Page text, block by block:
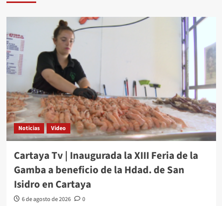
Noticias Video
Cartaya Tv | Inaugurada la XIII Feria de la
Gamba a beneficio de la Hdad. de San
Isidro en Cartaya
6 de agosto de 2026 0